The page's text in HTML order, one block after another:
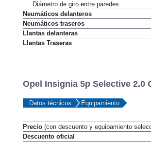
Diámetro de giro entre paredes
Neumáticos delanteros
Neumáticos traseros
Llantas delanteras
Llantas Traseras
Opel Insignia 5p Selective 2.0
Datos técnicos Equipamiento
Precio (con descuento y equipamiento
Descuento oficial